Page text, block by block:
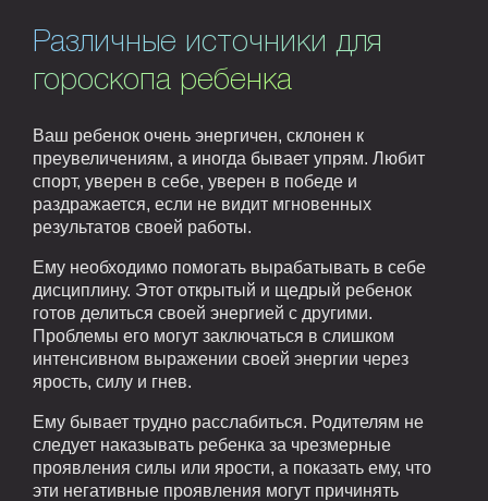
Различные источники для
гороскопа ребенка
Ваш ребенок очень энергичен, склонен к
преувеличениям, а иногда бывает упрям. Любит
спорт, уверен в себе, уверен в победе и
раздражается, если не видит мгновенных
результатов своей работы.
Ему необходимо помогать вырабатывать в себе
дисциплину. Этот открытый и щедрый ребенок
готов делиться своей энергией с другими.
Проблемы его могут заключаться в слишком
интенсивном выражении своей энергии через
ярость, силу и гнев.
Ему бывает трудно расслабиться. Родителям не
следует наказывать ребенка за чрезмерные
проявления силы или ярости, а показать ему, что
эти негативные проявления могут причинять